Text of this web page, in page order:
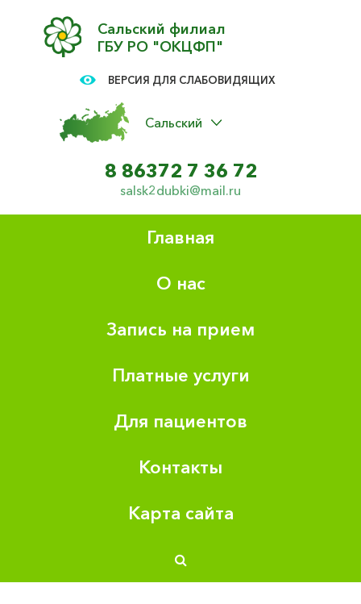
Сальский филиал
ГБУ РО "ОКЦФП"
ВЕРСИЯ ДЛЯ СЛАБОВИДЯЩИХ
Сальский
8 86372 7 36 72
salsk2dubki@mail.ru
Главная
О нас
Запись на прием
Платные услуги
Для пациентов
Контакты
Карта сайта